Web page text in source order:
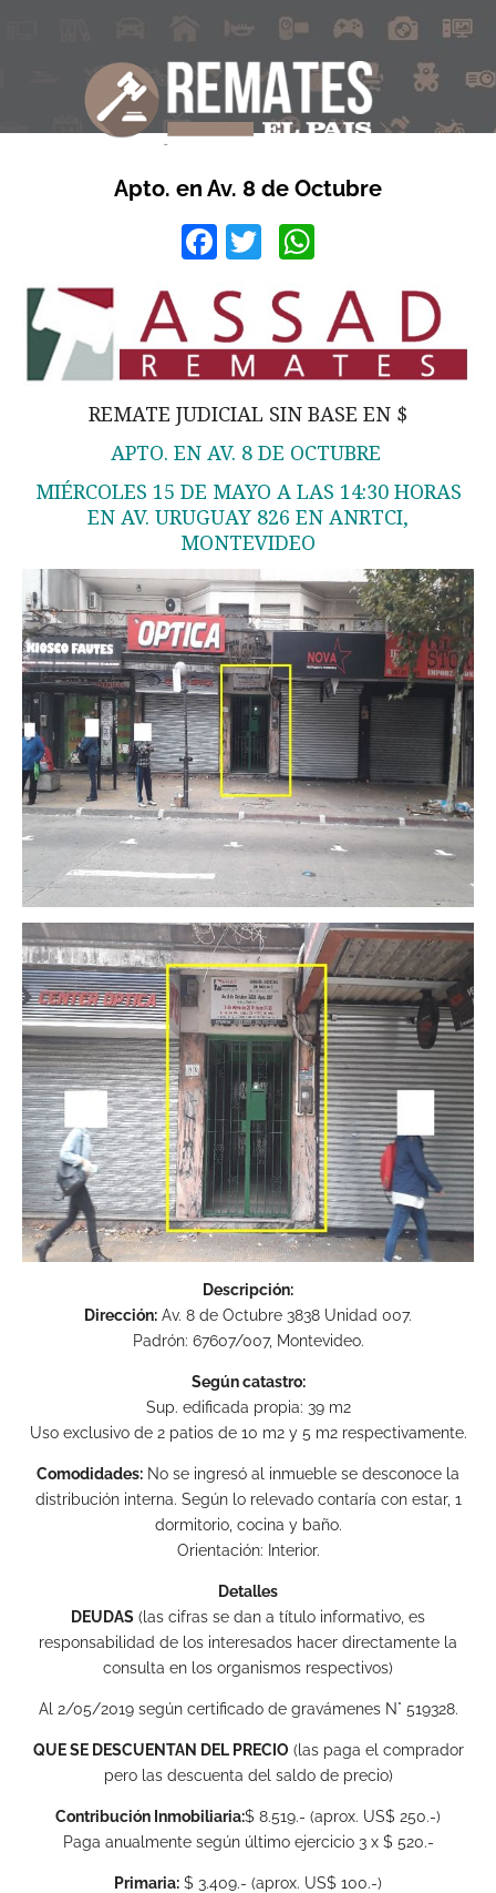
Apto. en Av. 8 de Octubre
Facebook
Twitter
REMATE JUDICIAL SIN BASE EN $
APTO. EN AV. 8 DE OCTUBRE
MIÉRCOLES 15 DE MAYO A LAS 14:30 HORAS
EN AV. URUGUAY 826 EN ANRTCI,
MONTEVIDEO
Descripción:
Dirección: Av. 8 de Octubre 3838 Unidad 007.
Padrón: 67607/007, Montevideo.
Según catastro:
Sup. edificada propia: 39 m2
Uso exclusivo de 2 patios de 10 m2 y 5 m2 respectivamente.
Comodidades: No se ingresó al inmueble se desconoce la
distribución interna. Según lo relevado contaría con estar, 1
dormitorio, cocina y baño.
Orientación: Interior.
Detalles
DEUDAS (las cifras se dan a título informativo, es
responsabilidad de los interesados hacer directamente la
consulta en los organismos respectivos)
Al 2/05/2019 según certificado de gravámenes N° 519328.
QUE SE DESCUENTAN DEL PRECIO(las paga el comprador
pero las descuenta del saldo de precio)
Contribución Inmobiliaria:$ 8.519.- (aprox. US$ 250.-)
Paga anualmente según último ejercicio 3 x $ 520.-
Primaria: $ 3.409.- (aprox. US$ 100.-)